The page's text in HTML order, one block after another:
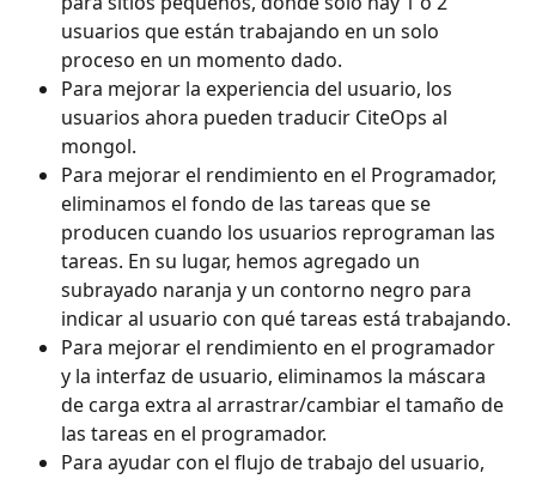
usuarios que están trabajando en un solo
proceso en un momento dado.
Para mejorar la experiencia del usuario, los
usuarios ahora pueden traducir CiteOps al
mongol.
Para mejorar el rendimiento en el Programador,
eliminamos el fondo de las tareas que se
producen cuando los usuarios reprograman las
tareas. En su lugar, hemos agregado un
subrayado naranja y un contorno negro para
indicar al usuario con qué tareas está trabajando.
Para mejorar el rendimiento en el programador
y la interfaz de usuario, eliminamos la máscara
de carga extra al arrastrar/cambiar el tamaño de
las tareas en el programador.
Para ayudar con el flujo de trabajo del usuario,